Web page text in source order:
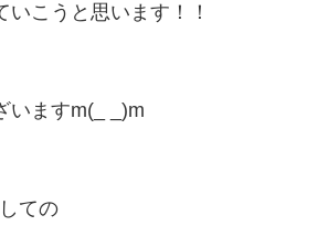
こうと思います！！
いますm(_ _)m
ての